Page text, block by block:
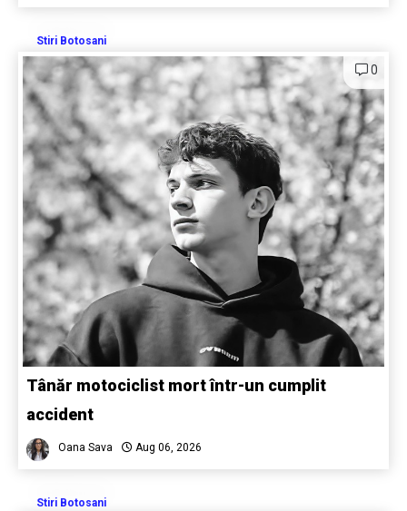
Stiri Botosani
0
Tânăr motociclist mort într-un cumplit
accident
Oana Sava Aug 06, 2026
Stiri Botosani